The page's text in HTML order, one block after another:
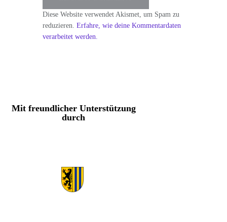
Diese Website verwendet Akismet, um Spam zu
reduzieren. Erfahre, wie deine Kommentardaten
verarbeitet werden.
Mit freundlicher Unterstützung
durch